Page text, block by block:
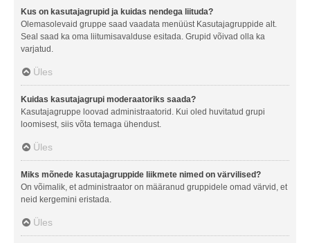
Kus on kasutajagrupid ja kuidas nendega liituda?
Olemasolevaid gruppe saad vaadata menüüst Kasutajagruppide alt.
Seal saad ka oma liitumisavalduse esitada. Grupid võivad olla ka
varjatud.
Üles
Kuidas kasutajagrupi moderaatoriks saada?
Kasutajagruppe loovad administraatorid. Kui oled huvitatud grupi
loomisest, siis võta temaga ühendust.
Üles
Miks mõnede kasutajagruppide liikmete nimed on värvilised?
On võimalik, et administraator on määranud gruppidele omad värvid, et
neid kergemini eristada.
Üles